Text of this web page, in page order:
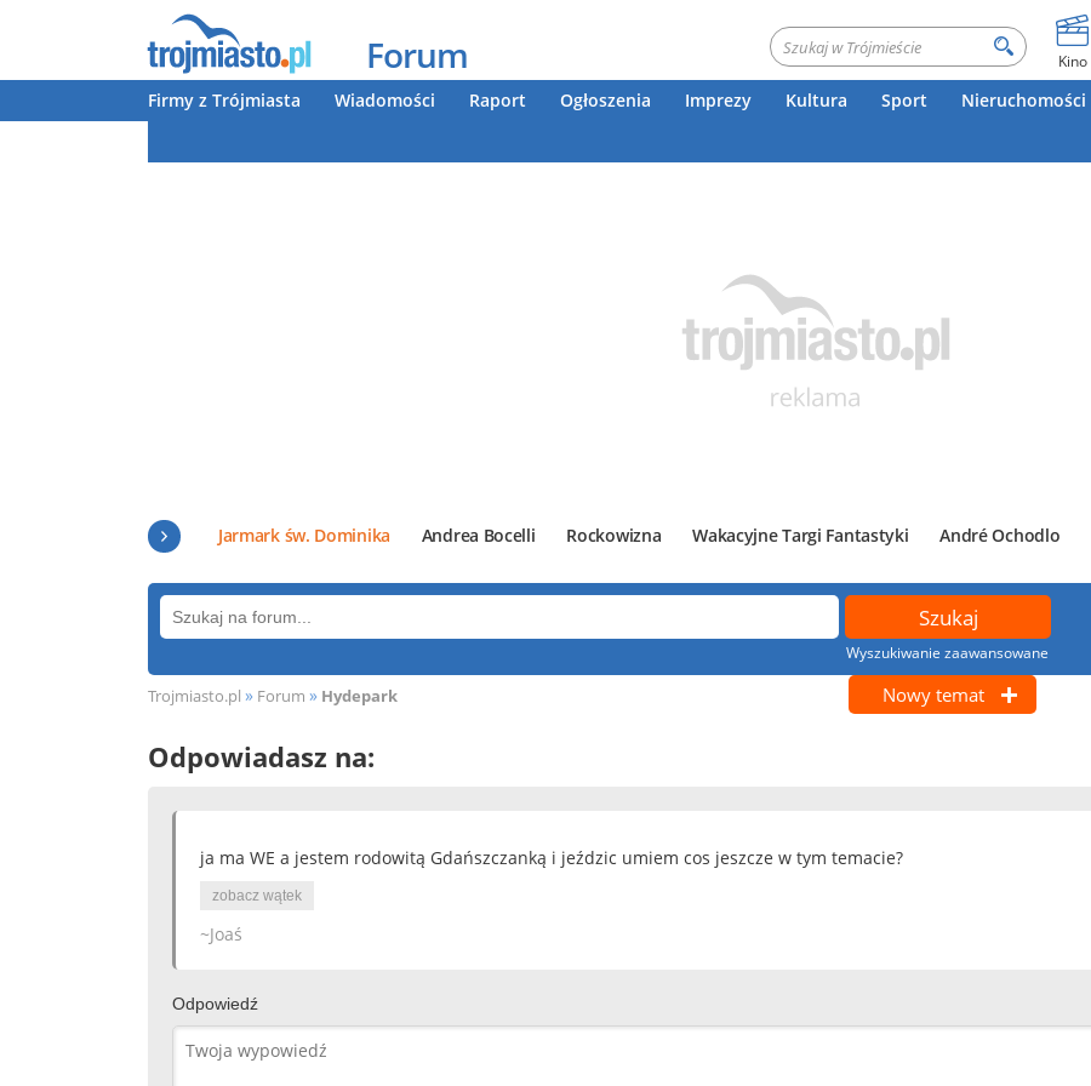
Forum Kino
Firmy z Trójmiasta Wiadomości Raport Ogłoszenia Imprezy Kultura Sport Nieruchomości
Jarmark św. Dominika Andrea Bocelli Rockowizna Wakacyjne Targi Fantastyki André Ochodlo
Wyszukiwanie zaawansowane
Trojmiasto.pl » Forum » Hydepark Nowy temat
Odpowiadasz na:
ja ma WE a jestem rodowitą Gdańszczanką i jeździc umiem cos jeszcze w tym temacie?
zobacz wątek
~Joaś
Odpowiedź